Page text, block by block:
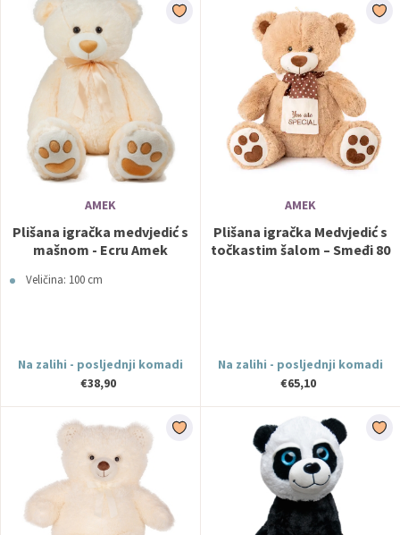
AMEK
Plišana igračka medvjedić s
mašnom - Ecru Amek
Veličina: 100 cm
Na zalihi - posljednji komadi
€38,90
AMEK
Plišana igračka Medvjedić s
točkastim šalom – Smeđi 80
Na zalihi - posljednji komadi
€65,10